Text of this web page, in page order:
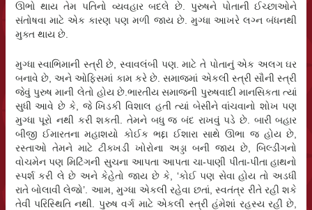
ઊભો થાય તેમ પતિનો વ્યવહાર બદલે છે. પુરુષને પોતાની ઈચ્છાઓને
સંતોષવા માટે એક કારણ પણ મળી જાય છે. મુગ્ધા આખરે લગ્ન બંધનથી
મુક્ત થાય છે.
મુગ્ધા સ્વાભિમાની સ્ત્રી છે, સ્વાવલંબી પણ. માટે તે પોતાનું એક અલગ ઘર
બનાવે છે, અને ઓફિસમાં કામ કરે છે. સમાજમાં એકલી સ્ત્રી સૌની સ્ત્રી
જેવું પુરુષ માની લેતો હોય છે.ભારતીય સમાજની પુરુષવાદી માનસિકતા ત્યાં
સુધી આવે છે કે, જે ખિડકી વિશાલ હતી ત્યાં બેસીને વાંચવાનો શોખ પણ
મુગ્ધા પૂરો નથી કરી શકતી. તેમને બધુ જ બંદ રાખવું પડે છે. બારી બહાર
બીજી ઈમારતના મહાશયો કોઈક ભદ્દા ઈશારા સાથે ઊભા જ હોય છે,
રસ્તાઓ તેમને માટે ટીક્ખડી ખોરોના અડ્ડા બની જાય છે, બિલ્ડીંગનો
વોચમેન પણ મિટિંગની સુચના આપતા આપતા ચા-પાણી પીતા-પીતા હાથનો
સ્પર્શ કરી લે છે અને કેહેતો જાય છે કે, ‘કોઈ પણ સેવા હોય તો અડધી
રાતે બોલાવી લેજો’. આમ, મુગ્ધા એકલી રહેવા છતાં, સ્વતંત્ર રીતે રહી શકે
તેવી પરિસ્થિતિ નથી. પુરુષ વર્ગ માટે એકલી સ્ત્રી હંમેશાં રહસ્ય રહી છે,